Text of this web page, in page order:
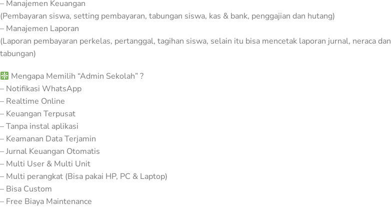
– Manajemen Keuangan
(Pembayaran siswa, setting pembayaran, tabungan siswa, kas & bank, penggajian dan hutang)
– Manajemen Laporan
(Laporan pembayaran perkelas, pertanggal, tagihan siswa, selain itu bisa mencetak laporan jurnal, neraca dan
tabungan)
Mengapa Memilih “Admin Sekolah” ?
– Notifikasi WhatsApp
– Realtime Online
– Keuangan Terpusat
– Tanpa instal aplikasi
– Keamanan Data Terjamin
– Jurnal Keuangan Otomatis
– Multi User & Multi Unit
– Multi perangkat (Bisa pakai HP, PC & Laptop)
– Bisa Custom
– Free Biaya Maintenance